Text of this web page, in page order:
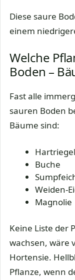
Diese saure
einem
Welche
Boden –
Fast alle
sauren Boden
Bäume sind:
Hartriegel
Buche
Weiden-
Magnolie
Keine Liste der
wachsen, wäre
Hortensie.
Pflanze, wenn